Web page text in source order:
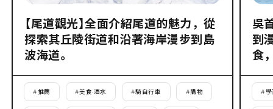
【尾道觀光】全面介紹尾道的魅力，從
探索其丘陵街道和沿著海岸漫步到島
波海道。
#推薦 #美食·酒水 #騎自行車 #購物
吳
到
食
# 學